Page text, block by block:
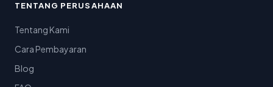
TENTANG PERUSAHAAN
Tentang Kami
Cara Pembayaran
Blog